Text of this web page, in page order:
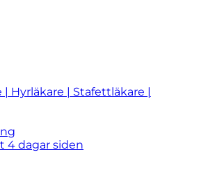
| Hyrläkare | Stafettläkare |
4 dagar siden